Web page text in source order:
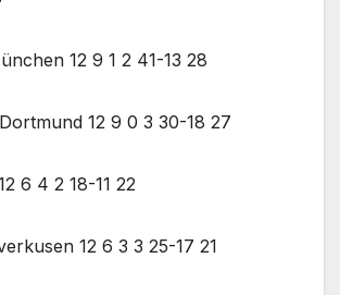
12 9 1 2 41-13 28
12 9 0 3 30-18 27
6 4 2 18-11 22
12 6 3 3 25-17 21